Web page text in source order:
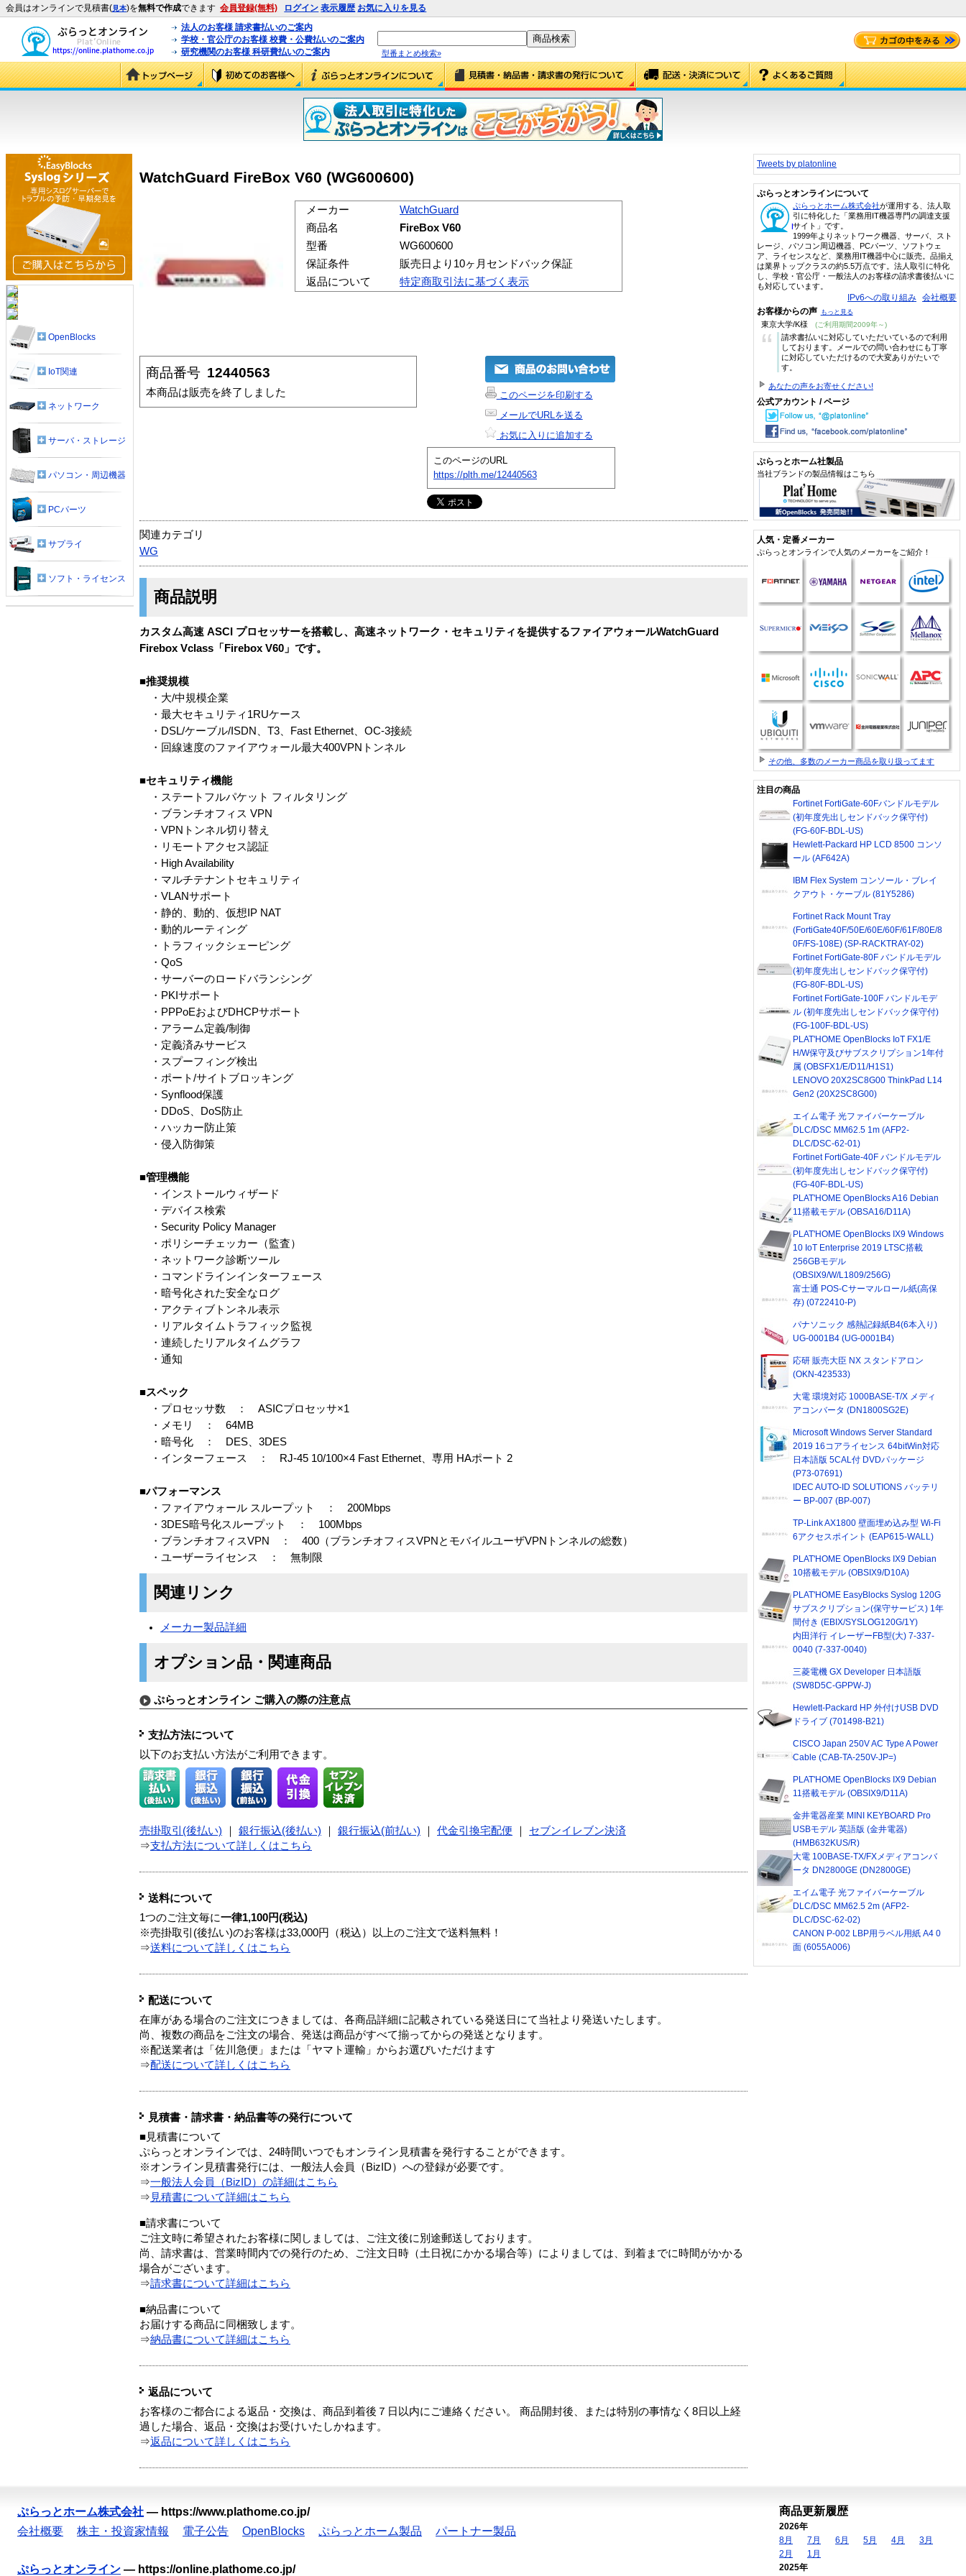
会員はオンラインで見積書(見本)を無料で作成できます 会員登録(無料) ログイン 表示履歴 お気に入りを見る
法人のお客様 請求書払いのご案内
学校・官公庁のお客様 校費・公費払いのご案内
研究機関のお客様 科研費払いのご案内
型番まとめ検索»
WatchGuard FireBox V60 (WG600600)
メーカー
WatchGuard
商品名
FireBox V60
型番
WG600600
保証条件
販売日より10ヶ月センドバック保証
返品について
特定商取引法に基づく表示
商品番号 12440563
本商品は販売を終了しました
このページを印刷する
メールでURLを送る
お気に入りに追加する
このページのURL
https://plth.me/12440563
関連カテゴリ
WG
商品説明
カスタム高速 ASCI プロセッサーを搭載し、高速ネットワーク・セキュリティを提供するファイアウォールWatchGuard
Firebox Vclass「Firebox V60」です。
■推奨規模
・大/中規模企業
・最大セキュリティ1RUケース
・DSL/ケーブル/ISDN、T3、Fast Ethernet、OC-3接続
・回線速度のファイアウォール最大400VPNトンネル
■セキュリティ機能
・ステートフルパケット フィルタリング
・ブランチオフィス VPN
・VPNトンネル切り替え
・リモートアクセス認証
・High Availability
・マルチテナントセキュリティ
・VLANサポート
・静的、動的、仮想IP NAT
・動的ルーティング
・トラフィックシェーピング
・QoS
・サーバーのロードバランシング
・PKIサポート
・PPPoEおよびDHCPサポート
・アラーム定義/制御
・定義済みサービス
・スプーフィング検出
・ポート/サイトブロッキング
・Synflood保護
・DDoS、DoS防止
・ハッカー防止策
・侵入防御策
■管理機能
・インストールウィザード
・デバイス検索
・Security Policy Manager
・ポリシーチェッカー（監査）
・ネットワーク診断ツール
・コマンドラインインターフェース
・暗号化された安全なログ
・アクティブトンネル表示
・リアルタイムトラフィック監視
・連続したリアルタイムグラフ
・通知
■スペック
・プロセッサ数 ： ASICプロセッサ×1
・メモリ ： 64MB
・暗号化 ： DES、3DES
・インターフェース ： RJ-45 10/100×4 Fast Ethernet、専用 HAポート 2
■パフォーマンス
・ファイアウォール スループット ： 200Mbps
・3DES暗号化スループット ： 100Mbps
・ブランチオフィスVPN ： 400（ブランチオフィスVPNとモバイルユーザVPNトンネルの総数）
・ユーザーライセンス ： 無制限
関連リンク
メーカー製品詳細
オプション品・関連商品
ぷらっとオンライン ご購入の際の注意点
支払方法について
以下のお支払い方法がご利用できます。
売掛取引(後払い) 銀行振込(後払い) 銀行振込(前払い) 代金引換宅配便
セブンイレブン決済
⇒支払方法について詳しくはこちら
送料について
1つのご注文毎に一律1,100円(税込)
※売掛取引(後払い)のお客様は33,000円（税込）以上のご注文で送料無料！
⇒送料について詳しくはこちら
配送について
在庫がある場合のご注文につきましては、各商品詳細に記載されている発送日にて当社より発送いたします。
尚、複数の商品をご注文の場合、発送は商品がすべて揃ってからの発送となります。
※配送業者は「佐川急便」または「ヤマト運輸」からお選びいただけます
⇒配送について詳しくはこちら
見積書・請求書・納品書等の発行について
■見積書について
ぷらっとオンラインでは、24時間いつでもオンライン見積書を発行することができます。
※オンライン見積書発行には、一般法人会員（BizID）への登録が必要です。
⇒一般法人会員（BizID）の詳細はこちら
⇒ 見積書について詳細はこちら
■請求書について
ご注文時に希望されたお客様に関しましては、ご注文後に別途郵送しております。
尚、請求書は、営業時間内での発行のため、ご注文日時（土日祝にかかる場合等）によりましては、到着までに時間がかかる
場合がございます。
⇒請求書について詳細はこちら
■納品書について
お届けする商品に同梱致します。
⇒納品書について詳細はこちら
返品について
お客様のご都合による返品・交換は、商品到着後７日以内にご連絡ください。 商品開封後、または特別の事情なく8日以上経
過した場合、返品・交換はお受けいたしかねます。
⇒返品について詳しくはこちら
OpenBlocks
IoT関連
ネットワーク
サーバ・ストレージ
パソコン・周辺機器
PCパーツ
サプライ
ソフト・ライセンス
Tweets by platonline
ぷらっとオンラインについて
ぷらっとホーム株式会社が運用する、法人取
引に特化した「業務用IT機器専門の調達支援
サイト」です。
1999年よりネットワーク機器、サーバ、スト
レージ、パソコン周辺機器、PCパーツ、ソフトウェ
ア、ライセンスなど、業務用IT機器中心に販売。品揃え
は業界トップクラスの約5.5万点です。法人取引に特化
し、学校・官公庁・一般法人のお客様の請求書後払いに
も対応しています。
IPv6への取り組み 会社概要
お客様からの声 もっと見る
東京大学/K様 (ご利用期間2009年～)
“
請求書払いに対応していただいているので利用
しております。メールでの問い合わせにも丁寧
に対応していただけるので大変ありがたいで
す。
あなたの声をお寄せください!
公式アカウント / ページ
ぷらっとホーム社製品
当社ブランドの製品情報はこちら
人気・定番メーカー
ぷらっとオンラインで人気のメーカーをご紹介！
その他、多数のメーカー商品を取り扱ってます
注目の商品
Fortinet FortiGate-60Fバンドルモデル
(初年度先出しセンドバック保守付)
(FG-60F-BDL-US)
Hewlett-Packard HP LCD 8500 コンソ
ール (AF642A)
IBM Flex System コンソール・ブレイ
クアウト・ケーブル (81Y5286)
Fortinet Rack Mount Tray
(FortiGate40F/50E/60E/60F/61F/80E/8
0F/FS-108E) (SP-RACKTRAY-02)
Fortinet FortiGate-80F バンドルモデル
(初年度先出しセンドバック保守付)
(FG-80F-BDL-US)
Fortinet FortiGate-100F バンドルモデ
ル (初年度先出しセンドバック保守付)
(FG-100F-BDL-US)
PLAT'HOME OpenBlocks IoT FX1/E
H/W保守及びサブスクリプション1年付
属 (OBSFX1/E/D11/H1S1)
LENOVO 20X2SC8G00 ThinkPad L14
Gen2 (20X2SC8G00)
エイム電子 光ファイバーケーブル
DLC/DSC MM62.5 1m (AFP2-
DLC/DSC-62-01)
Fortinet FortiGate-40F バンドルモデル
(初年度先出しセンドバック保守付)
(FG-40F-BDL-US)
PLAT'HOME OpenBlocks A16 Debian
11搭載モデル (OBSA16/D11A)
PLAT'HOME OpenBlocks IX9 Windows
10 IoT Enterprise 2019 LTSC搭載
256GBモデル
(OBSIX9/W/L1809/256G)
富士通 POS-Cサーマルロール紙(高保
存) (0722410-P)
パナソニック 感熱記録紙B4(6本入り)
UG-0001B4 (UG-0001B4)
応研 販売大臣 NX スタンドアロン
(OKN-423533)
大電 環境対応 1000BASE-T/X メディ
アコンバータ (DN1800SG2E)
Microsoft Windows Server Standard
2019 16コアライセンス 64bitWin対応
日本語版 5CAL付 DVDパッケージ
(P73-07691)
IDEC AUTO-ID SOLUTIONS バッテリ
ー BP-007 (BP-007)
TP-Link AX1800 壁面埋め込み型 Wi-Fi
6アクセスポイント (EAP615-WALL)
PLAT'HOME OpenBlocks IX9 Debian
10搭載モデル (OBSIX9/D10A)
PLAT'HOME EasyBlocks Syslog 120G
サブスクリプション(保守サービス) 1年
間付き (EBIX/SYSLOG120G/1Y)
内田洋行 イレーザーFB型(大) 7-337-
0040 (7-337-0040)
三菱電機 GX Developer 日本語版
(SW8D5C-GPPW-J)
Hewlett-Packard HP 外付けUSB DVD
ドライブ (701498-B21)
CISCO Japan 250V AC Type A Power
Cable (CAB-TA-250V-JP=)
PLAT'HOME OpenBlocks IX9 Debian
11搭載モデル (OBSIX9/D11A)
金井電器産業 MINI KEYBOARD Pro
USBモデル 英語版 (金井電器)
(HMB632KUS/R)
大電 100BASE-TX/FXメディアコンバ
ータ DN2800GE (DN2800GE)
エイム電子 光ファイバーケーブル
DLC/DSC MM62.5 2m (AFP2-
DLC/DSC-62-02)
CANON P-002 LBP用ラベル用紙 A4 0
面 (6055A006)
ぷらっとホーム株式会社 — https://www.plathome.co.jp/
会社概要
株主・投資家情報 電子公告 OpenBlocks ぷらっとホーム製品 パートナー製品
ぷらっとオンライン — https://online.plathome.co.jp/
商品更新履歴
2026年
8月
7月 6月 5月 4月
3月
2月
1月
2025年